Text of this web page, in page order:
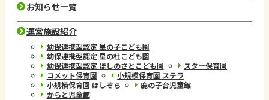
お知らせ一覧
運営施設紹介
幼保連携型認定 星の子こども園
幼保連携型認定 星の杜こども園
幼保連携型認定 ほしのさとこども園
スター保育園
コメット保育園
小規模保育園 ステラ
小規模保育園 ほしぞら
鹿の子台児童館
からと児童館